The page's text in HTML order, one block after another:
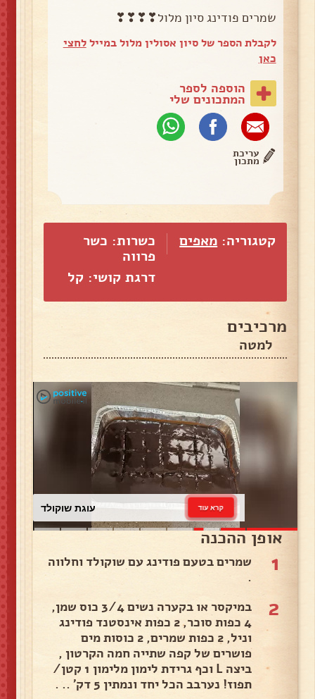
שמרים פודינג סיון מלול❣❣❣❣
לקבלת הספר של סיון אסולין מלול במייללחצי
כאן
הוספה לספר
המתכונים שלי
עריכת
מתכון
קטגוריה: מאפים
כשרות: כשר
פרווה
דרגת קושי: קל
מרכיבים
למטה
עוגת שוקולד קרא עוד
אופן ההכנה
1
שמרים בטעם פודינג עם שוקולד וחלווה
.
2
במיקסר או בקערה נשים 3/4 כוס שמן,
4 כפות סוכר, 2 כפות אינסטנד פודינג
וניל, 2 כפות שמרים, 2 כוסות מים
פושרים של קפה שתייה חמה הקרטון ,
ביצה L וכף גרידת לימון מלימון 1 קטן/
תפוז! נערבב הכל יחד ונמתין 5 דק' .. .